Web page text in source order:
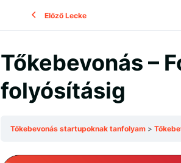
Előző Lecke
Tőkebevonás –
folyósításig
Tőkebevonás startupoknak tanfolyam